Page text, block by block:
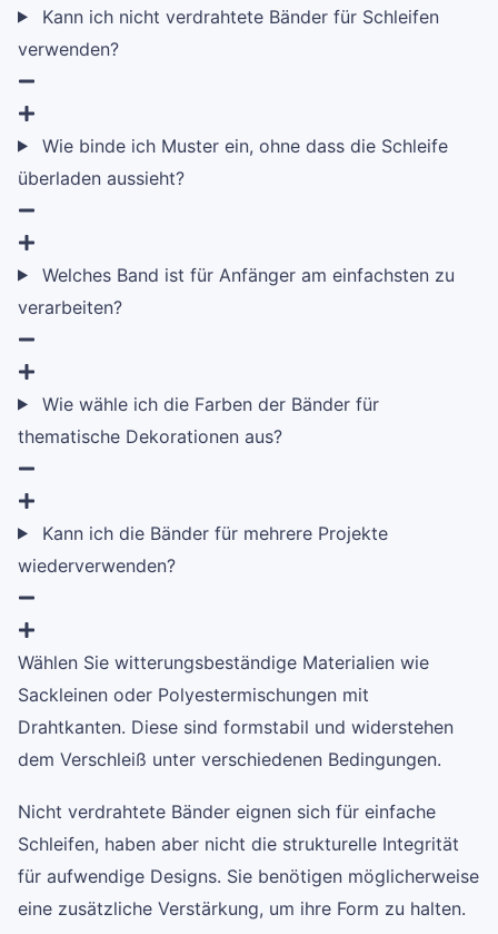
Kann ich nicht verdrahtete Bänder für Schleifen
verwenden?
Wie binde ich Muster ein, ohne dass die Schleife
überladen aussieht?
Welches Band ist für Anfänger am einfachsten zu
verarbeiten?
Wie wähle ich die Farben der Bänder für
thematische Dekorationen aus?
Kann ich die Bänder für mehrere Projekte
wiederverwenden?
Wählen Sie witterungsbeständige Materialien wie
Sackleinen oder Polyestermischungen mit
Drahtkanten. Diese sind formstabil und widerstehen
dem Verschleiß unter verschiedenen Bedingungen.
Nicht verdrahtete Bänder eignen sich für einfache
Schleifen, haben aber nicht die strukturelle Integrität
für aufwendige Designs. Sie benötigen möglicherweise
eine zusätzliche Verstärkung, um ihre Form zu halten.